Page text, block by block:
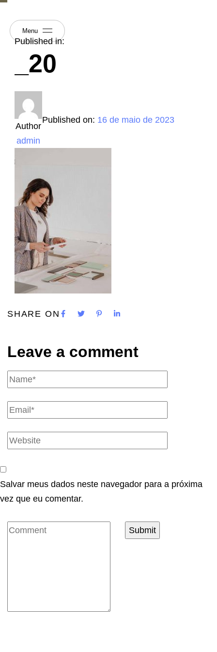
Menu
Published in:
_20
Author
admin
Published on: 16 de maio de 2023
SHARE ON
Leave a comment
Salvar meus dados neste navegador para a próxima
vez que eu comentar.